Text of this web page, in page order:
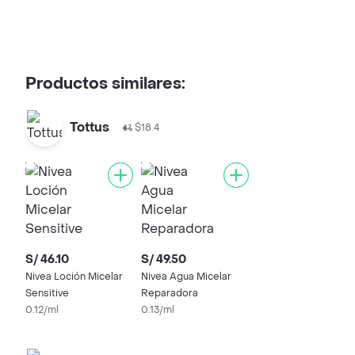
Productos similares:
Tottus $18.4
S/ 46.10
Nivea Loción Micelar
Sensitive
0.12/ml
S/ 49.50
Nivea Agua Micelar
Reparadora
0.13/ml